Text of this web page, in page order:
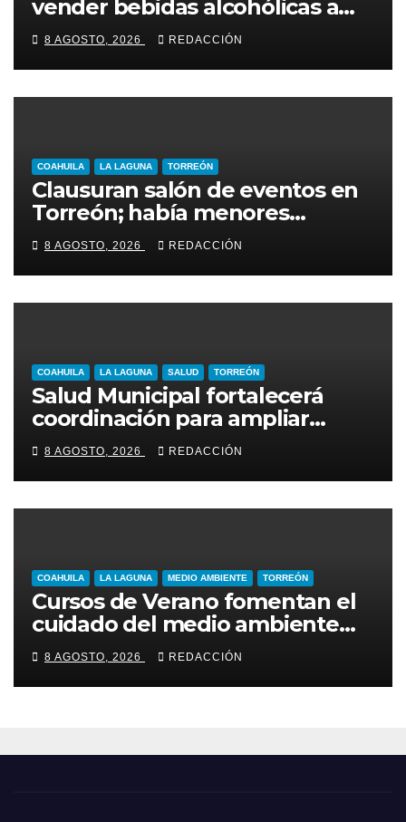
vender bebidas alcohólicas a
menores de edad
8 AGOSTO, 2026 REDACCIÓN
COAHUILA LA LAGUNA TORREÓN
Clausuran salón de eventos en
Torreón; había menores
alcoholizados durante
inspección
8 AGOSTO, 2026 REDACCIÓN
COAHUILA LA LAGUNA SALUD TORREÓN
Salud Municipal fortalecerá
coordinación para ampliar
programas en Torreón
8 AGOSTO, 2026 REDACCIÓN
COAHUILA LA LAGUNA MEDIO AMBIENTE TORREÓN
Cursos de Verano fomentan el
cuidado del medio ambiente
entre niñas y niños de Torreón
8 AGOSTO, 2026 REDACCIÓN